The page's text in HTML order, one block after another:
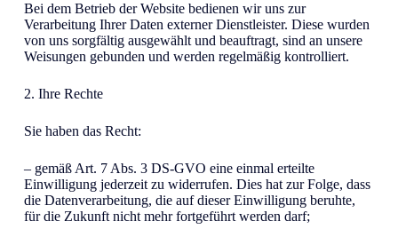
Bei dem Betrieb der Website bedienen wir uns zur
Verarbeitung Ihrer Daten externer Dienstleister. Diese wurden
von uns sorgfältig ausgewählt und beauftragt, sind an unsere
Weisungen gebunden und werden regelmäßig kontrolliert.
2. Ihre Rechte
Sie haben das Recht:
– gemäß Art. 7 Abs. 3 DS-GVO eine einmal erteilte
Einwilligung jederzeit zu widerrufen. Dies hat zur Folge, dass
die Datenverarbeitung, die auf dieser Einwilligung beruhte,
für die Zukunft nicht mehr fortgeführt werden darf;